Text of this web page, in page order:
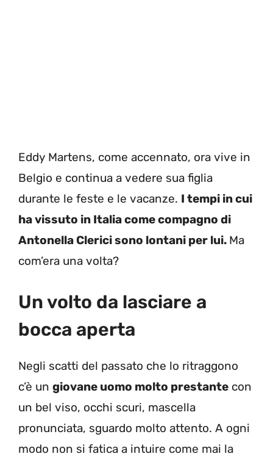
Eddy Martens, come accennato, ora vive in
Belgio e continua a vedere sua figlia
durante le feste e le vacanze. I tempi in cui
ha vissuto in Italia come compagno di
Antonella Clerici sono lontani per lui. Ma
com’era una volta?
Un volto da lasciare a
bocca aperta
Negli scatti del passato che lo ritraggono
c’è un giovane uomo molto prestante con
un bel viso, occhi scuri, mascella
pronunciata, sguardo molto attento. A ogni
modo non si fatica a intuire come mai la